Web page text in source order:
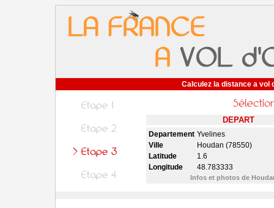
Calculez la distance a vol
DEPART
Departement Yvelines
Ville
Houdan (78550)
Latitude
1.6
Longitude
48.783333
Infos et photos de